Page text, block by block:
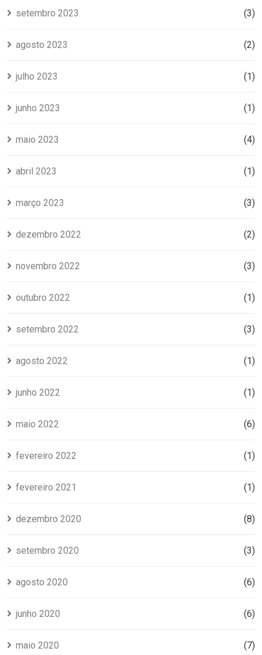
setembro 2023 (3)
agosto 2023 (2)
julho 2023 (1)
junho 2023 (1)
maio 2023 (4)
abril 2023 (1)
março 2023 (3)
dezembro 2022 (2)
novembro 2022 (3)
outubro 2022 (1)
setembro 2022 (3)
agosto 2022 (1)
junho 2022 (1)
maio 2022 (6)
fevereiro 2022 (1)
fevereiro 2021 (1)
dezembro 2020 (8)
setembro 2020 (3)
agosto 2020 (6)
junho 2020 (6)
maio 2020 (7)